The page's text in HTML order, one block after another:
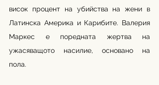
висок процент на убийства на жени в
Латинска Америка и Карибите. Валерия
Маркес е поредната жертва на
ужасяващото насилие, основано на
пола.